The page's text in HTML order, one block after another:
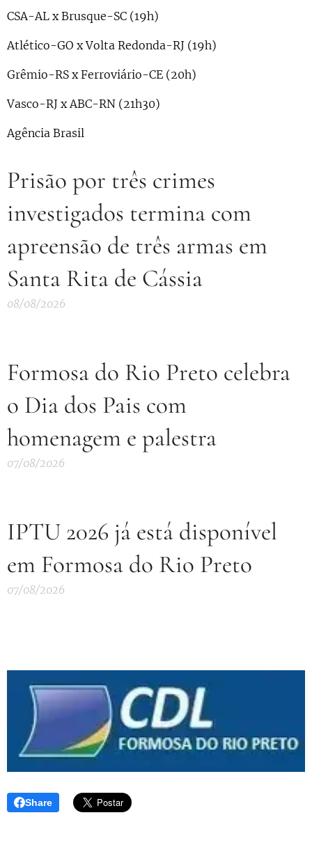
CSA-AL x Brusque-SC (19h)
Atlético-GO x Volta Redonda-RJ (19h)
Grêmio-RS x Ferroviário-CE (20h)
Vasco-RJ x ABC-RN (21h30)
Agência Brasil
Prisão por três crimes
investigados termina com
apreensão de três armas em
Santa Rita de Cássia
08/08/2026
Formosa do Rio Preto celebra
o Dia dos Pais com
homenagem e palestra
07/08/2026
IPTU 2026 já está disponível
em Formosa do Rio Preto
07/08/2026
Share